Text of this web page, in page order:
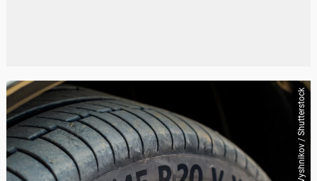
Roman Vyshnikov / Shutterstock